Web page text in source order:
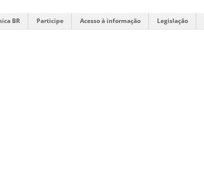
BR Participe Acesso à informação Legislação